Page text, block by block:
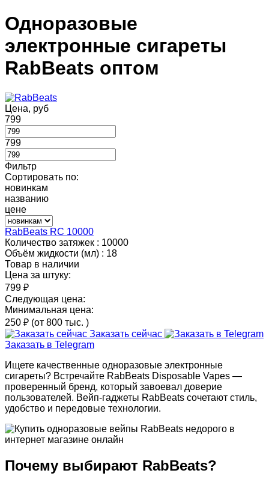
Одноразовые
электронные сигареты
RabBeats оптом
Цена, руб
799
799
Фильтр
Сортировать по:
новинкам
названию
цене
RabBeats RC 10000
Количество затяжек : 10000
Объём жидкости (мл) : 18
Товар в наличии
Цена за штуку:
799 ₽
Следующая цена:
Минимальная цена:
250 ₽ (от 800 тыс. )
Заказать сейчас
Заказать в Telegram
Ищете качественные одноразовые электронные
сигареты? Встречайте RabBeats Disposable Vapes —
проверенный бренд, который завоевал доверие
пользователей. Вейп-гаджеты RabBeats сочетают стиль,
удобство и передовые технологии.
Почему выбирают RabBeats?